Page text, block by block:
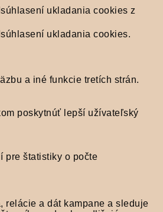
ukladania cookies z
ukladania cookies.
a iné funkcie tretích strán.
poskytnúť lepší užívateľský
pre štatistiky o počte
relácie a dát kampane a sleduje